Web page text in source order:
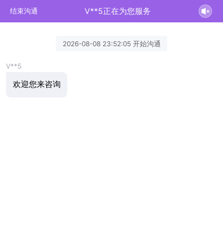
结束沟通 V**5正在为您服务
2026-08-08 23:52:05 开始沟通
V**5
欢迎您来咨询